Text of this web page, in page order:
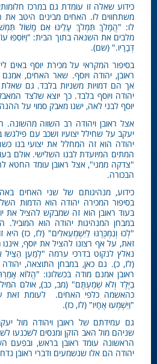
כידוע שאלה זו עומדת גם במרכז
משתחווים לו. האחים מבינים היטב את
לו: "הֲמָלֹךְ תִּמְלֹךְ עָלֵינוּ אִם מָשׁוֹל
מלבים את השנאה בתוך הבית: "וַיּוֹסִפוּ
דְּבָרָיו." (שם).
בסיפור המקראי על מכירת יוסף באים
ראובן, יהודה ויוסף. שאר האחים,
אך הם דמויות משניות בלבד. גם
יהודה ויוסף בלבד. כך יוצא שלצד
יוסף לבני לאה, ישנו מאבק סמוי על
אצל ראובן ויהודה רב השווה מהשונה.
יעקב על שחילל יצועיו ושכב עם
יהודה הוא זה המחלל את יצועי בנו
המתים המיועדת לבנו השלישי. אולם
"צדקה ממני", אצל ראובן עומד החטא
הבכורה.
כידוע, מנהיגותם של שני האחים
בסיפור המכירה יהודה הוא הדמות
בעוד ראובן הוא זה שמבקש להציל את
במבחן המנהיגות יהודה הוא
"לְכוּ וְנִמְכְּרֶנּוּ לַיִּשְׁמְעֵאלִים" (לז, כז)
זאת, על אף רצונו להציל את יוסף,
נאלץ לנקוט בדרכי ערמה "לְמַעַן הַצִּיל
(לז, כ). גם כאן, במבחן התוצאה,
ראובן אמנם מודה בכשלונו: "הֲלוֹא
בַיֶּלֶד וְלֹא שְׁמַעְתֶּם" (מב, כב), אולם
כהאשמה כלפי האחים. לעומת זאת
"וַיִּשְׁמְעוּ אֶחָיו" (לז, כז).
גם עמידתם של ראובן ויהודה מול
שניהם מול האב הזקן ומנסים לשכנעו
הראשונה עומד ראובן בראש, ובפעם
יהודה הם אלו שנשמעים ודברי ראובן